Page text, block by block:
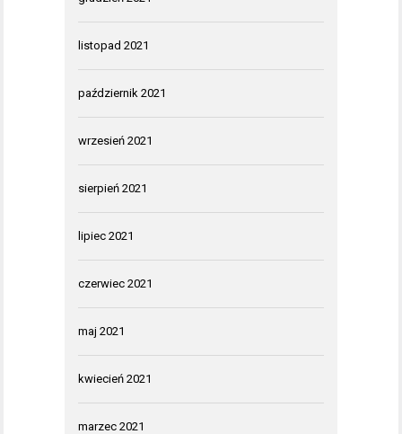
listopad 2021
październik 2021
wrzesień 2021
sierpień 2021
lipiec 2021
czerwiec 2021
maj 2021
kwiecień 2021
marzec 2021